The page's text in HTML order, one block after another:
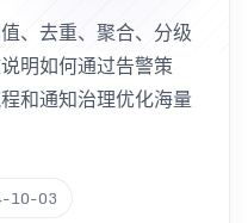
、去重、聚合、分级
明如何通过告警策
和通知治理优化海量
10-03